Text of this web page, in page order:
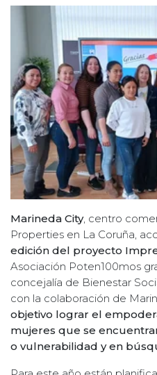
Marineda City, centro
Properties en La Coruña,
edición del proyecto
Asociación Poten100mos
concejalía de Bienestar
con la colaboración de
objetivo lograr el
mujeres que se
o vulnerabilidad y en